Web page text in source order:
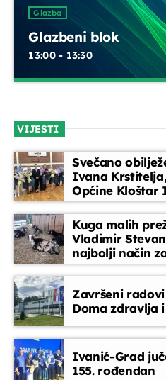
UPRAVO ETERU
Glazba
Glazbeni blok
13:00 - 13:30
Glazbeni blok
Opustite se uz odabrane
emisija. Blok dobre glazbe
domaće i strane pjesme koje
trenutke
DANAS NA PROGRAMU
13:30 - 14:00
14:00 - 15:00
Glazba
Glazbeni blok
13:00 - 13:30
Opustite se uz odabrane
Blok dobre glazbe donosi
pjesme koje prate vaše
VIJESTI
Svečano
Ivana
Općine Kloštar
Kuga malih
Vladimir
najbolji način
bolesti
Završeni
Doma zdravlja
Ivanić-Grad
155. rođendan